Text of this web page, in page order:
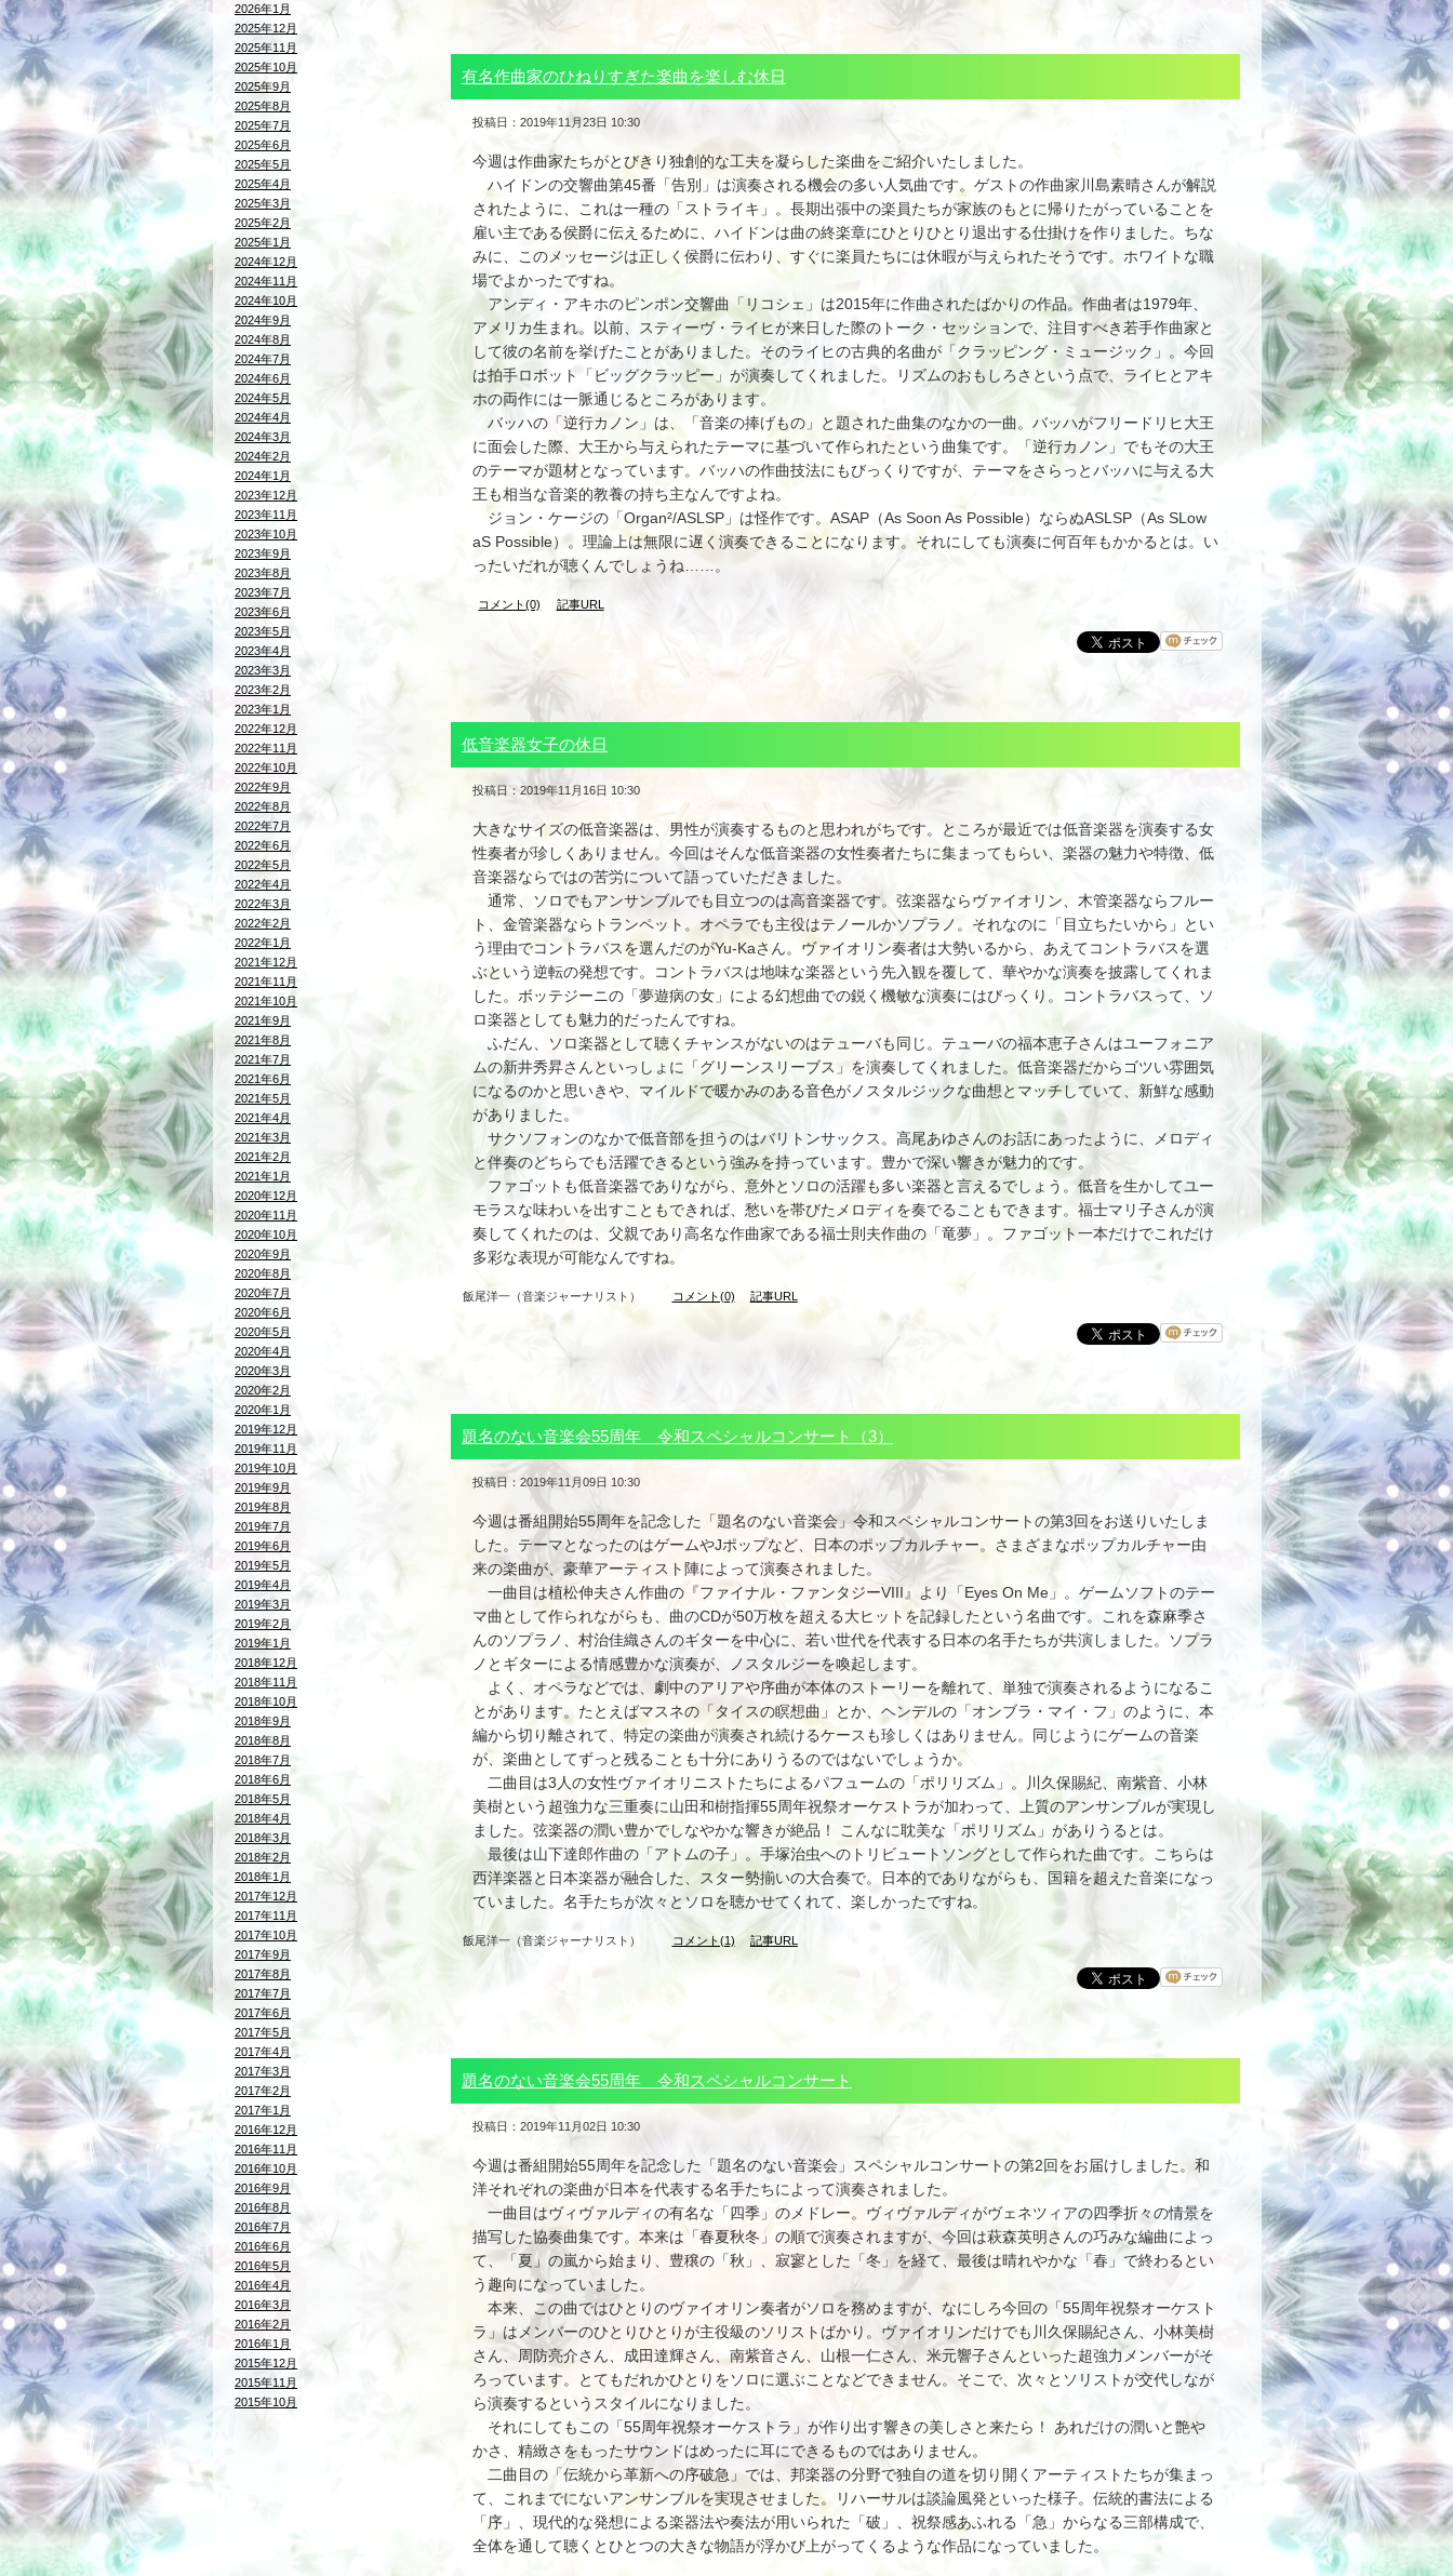
2026年1月
2025年12月
2025年11月
2025年10月
2025年9月
2025年8月
2025年7月
2025年6月
2025年5月
2025年4月
2025年3月
2025年2月
2025年1月
2024年12月
2024年11月
2024年10月
2024年9月
2024年8月
2024年7月
2024年6月
2024年5月
2024年4月
2024年3月
2024年2月
2024年1月
2023年12月
2023年11月
2023年10月
2023年9月
2023年8月
2023年7月
2023年6月
2023年5月
2023年4月
2023年3月
2023年2月
2023年1月
2022年12月
2022年11月
2022年10月
2022年9月
2022年8月
2022年7月
2022年6月
2022年5月
2022年4月
2022年3月
2022年2月
2022年1月
2021年12月
2021年11月
2021年10月
2021年9月
2021年8月
2021年7月
2021年6月
2021年5月
2021年4月
2021年3月
2021年2月
2021年1月
2020年12月
2020年11月
2020年10月
2020年9月
2020年8月
2020年7月
2020年6月
2020年5月
2020年4月
2020年3月
2020年2月
2020年1月
2019年12月
2019年11月
2019年10月
2019年9月
2019年8月
2019年7月
2019年6月
2019年5月
2019年4月
2019年3月
2019年2月
2019年1月
2018年12月
2018年11月
2018年10月
2018年9月
2018年8月
2018年7月
2018年6月
2018年5月
2018年4月
2018年3月
2018年2月
2018年1月
2017年12月
2017年11月
2017年10月
2017年9月
2017年8月
2017年7月
2017年6月
2017年5月
2017年4月
2017年3月
2017年2月
2017年1月
2016年12月
2016年11月
2016年10月
2016年9月
2016年8月
2016年7月
2016年6月
2016年5月
2016年4月
2016年3月
2016年2月
2016年1月
2015年12月
2015年11月
2015年10月
有名作曲家のひねりすぎた楽曲を楽しむ休日
投稿日：2019年11月23日 10:30
今週は作曲家たちがとびきり独創的な工夫を凝らした楽曲をご紹介いたしました。
ハイドンの交響曲第45番「告別」は演奏される機会の多い人気曲です。ゲストの作曲家川島素晴さんが解説
されたように、これは一種の「ストライキ」。長期出張中の楽員たちが家族のもとに帰りたがっていることを
雇い主である侯爵に伝えるために、ハイドンは曲の終楽章にひとりひとり退出する仕掛けを作りました。ちな
みに、このメッセージは正しく侯爵に伝わり、すぐに楽員たちには休暇が与えられたそうです。ホワイトな職
場でよかったですね。
アンディ・アキホのピンポン交響曲「リコシェ」は2015年に作曲されたばかりの作品。作曲者は1979年、
アメリカ生まれ。以前、スティーヴ・ライヒが来日した際のトーク・セッションで、注目すべき若手作曲家と
して彼の名前を挙げたことがありました。そのライヒの古典的名曲が「クラッピング・ミュージック」。今回
は拍手ロボット「ビッグクラッピー」が演奏してくれました。リズムのおもしろさという点で、ライヒとアキ
ホの両作には一脈通じるところがあります。
バッハの「逆行カノン」は、「音楽の捧げもの」と題された曲集のなかの一曲。バッハがフリードリヒ大王
に面会した際、大王から与えられたテーマに基づいて作られたという曲集です。「逆行カノン」でもその大王
のテーマが題材となっています。バッハの作曲技法にもびっくりですが、テーマをさらっとバッハに与える大
王も相当な音楽的教養の持ち主なんですよね。
ジョン・ケージの「Organ²/ASLSP」は怪作です。ASAP（As Soon As Possible）ならぬASLSP（As SLow
aS Possible）。理論上は無限に遅く演奏できることになります。それにしても演奏に何百年もかかるとは。い
ったいだれが聴くんでしょうね……。
コメント(0) 記事URL
低音楽器女子の休日
投稿日：2019年11月16日 10:30
大きなサイズの低音楽器は、男性が演奏するものと思われがちです。ところが最近では低音楽器を演奏する女
性奏者が珍しくありません。今回はそんな低音楽器の女性奏者たちに集まってもらい、楽器の魅力や特徴、低
音楽器ならではの苦労について語っていただきました。
通常、ソロでもアンサンブルでも目立つのは高音楽器です。弦楽器ならヴァイオリン、木管楽器ならフルー
ト、金管楽器ならトランペット。オペラでも主役はテノールかソプラノ。それなのに「目立ちたいから」とい
う理由でコントラバスを選んだのがYu-Kaさん。ヴァイオリン奏者は大勢いるから、あえてコントラバスを選
ぶという逆転の発想です。コントラバスは地味な楽器という先入観を覆して、華やかな演奏を披露してくれま
した。ボッテジーニの「夢遊病の女」による幻想曲での鋭く機敏な演奏にはびっくり。コントラバスって、ソ
ロ楽器としても魅力的だったんですね。
ふだん、ソロ楽器として聴くチャンスがないのはテューバも同じ。テューバの福本恵子さんはユーフォニア
ムの新井秀昇さんといっしょに「グリーンスリーブス」を演奏してくれました。低音楽器だからゴツい雰囲気
になるのかと思いきや、マイルドで暖かみのある音色がノスタルジックな曲想とマッチしていて、新鮮な感動
がありました。
サクソフォンのなかで低音部を担うのはバリトンサックス。高尾あゆさんのお話にあったように、メロディ
と伴奏のどちらでも活躍できるという強みを持っています。豊かで深い響きが魅力的です。
ファゴットも低音楽器でありながら、意外とソロの活躍も多い楽器と言えるでしょう。低音を生かしてユー
モラスな味わいを出すこともできれば、愁いを帯びたメロディを奏でることもできます。福士マリ子さんが演
奏してくれたのは、父親であり高名な作曲家である福士則夫作曲の「竜夢」。ファゴット一本だけでこれだけ
多彩な表現が可能なんですね。
飯尾洋一（音楽ジャーナリスト） コメント(0) 記事URL
題名のない音楽会55周年 令和スペシャルコンサート（3）
投稿日：2019年11月09日 10:30
今週は番組開始55周年を記念した「題名のない音楽会」令和スペシャルコンサートの第3回をお送りいたしま
した。テーマとなったのはゲームやJポップなど、日本のポップカルチャー。さまざまなポップカルチャー由
来の楽曲が、豪華アーティスト陣によって演奏されました。
一曲目は植松伸夫さん作曲の『ファイナル・ファンタジーVIII』より「Eyes On Me」。ゲームソフトのテー
マ曲として作られながらも、曲のCDが50万枚を超える大ヒットを記録したという名曲です。これを森麻季さ
んのソプラノ、村治佳織さんのギターを中心に、若い世代を代表する日本の名手たちが共演しました。ソプラ
ノとギターによる情感豊かな演奏が、ノスタルジーを喚起します。
よく、オペラなどでは、劇中のアリアや序曲が本体のストーリーを離れて、単独で演奏されるようになるこ
とがあります。たとえばマスネの「タイスの瞑想曲」とか、ヘンデルの「オンブラ・マイ・フ」のように、本
編から切り離されて、特定の楽曲が演奏され続けるケースも珍しくはありません。同じようにゲームの音楽
が、楽曲としてずっと残ることも十分にありうるのではないでしょうか。
二曲目は3人の女性ヴァイオリニストたちによるパフュームの「ポリリズム」。川久保賜紀、南紫音、小林
美樹という超強力な三重奏に山田和樹指揮55周年祝祭オーケストラが加わって、上質のアンサンブルが実現し
ました。弦楽器の潤い豊かでしなやかな響きが絶品！ こんなに耽美な「ポリリズム」がありうるとは。
最後は山下達郎作曲の「アトムの子」。手塚治虫へのトリビュートソングとして作られた曲です。こちらは
西洋楽器と日本楽器が融合した、スター勢揃いの大合奏で。日本的でありながらも、国籍を超えた音楽になっ
ていました。名手たちが次々とソロを聴かせてくれて、楽しかったですね。
飯尾洋一（音楽ジャーナリスト） コメント(1) 記事URL
題名のない音楽会55周年 令和スペシャルコンサート
投稿日：2019年11月02日 10:30
今週は番組開始55周年を記念した「題名のない音楽会」スペシャルコンサートの第2回をお届けしました。和
洋それぞれの楽曲が日本を代表する名手たちによって演奏されました。
一曲目はヴィヴァルディの有名な「四季」のメドレー。ヴィヴァルディがヴェネツィアの四季折々の情景を
描写した協奏曲集です。本来は「春夏秋冬」の順で演奏されますが、今回は萩森英明さんの巧みな編曲によっ
て、「夏」の嵐から始まり、豊穣の「秋」、寂寥とした「冬」を経て、最後は晴れやかな「春」で終わるとい
う趣向になっていました。
本来、この曲ではひとりのヴァイオリン奏者がソロを務めますが、なにしろ今回の「55周年祝祭オーケスト
ラ」はメンバーのひとりひとりが主役級のソリストばかり。ヴァイオリンだけでも川久保賜紀さん、小林美樹
さん、周防亮介さん、成田達輝さん、南紫音さん、山根一仁さん、米元響子さんといった超強力メンバーがそ
ろっています。とてもだれかひとりをソロに選ぶことなどできません。そこで、次々とソリストが交代しなが
ら演奏するというスタイルになりました。
それにしてもこの「55周年祝祭オーケストラ」が作り出す響きの美しさと来たら！ あれだけの潤いと艶や
かさ、精緻さをもったサウンドはめったに耳にできるものではありません。
二曲目の「伝統から革新への序破急」では、邦楽器の分野で独自の道を切り開くアーティストたちが集まっ
て、これまでにないアンサンブルを実現させました。リハーサルは談論風発といった様子。伝統的書法による
「序」、現代的な発想による楽器法や奏法が用いられた「破」、祝祭感あふれる「急」からなる三部構成で、
全体を通して聴くとひとつの大きな物語が浮かび上がってくるような作品になっていました。